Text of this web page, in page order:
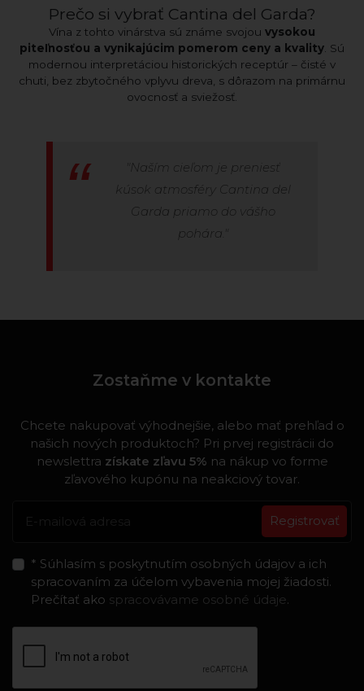
Prečo si vybrať Cantina del Garda?
Vína z tohto vinárstva sú známe svojou vysokou
piteľnosťou a vynikajúcim pomerom ceny a kvality . Sú
modernou interpretáciou historických receptúr – čisté v
chuti, bez zbytočného vplyvu dreva, s dôrazom na primárnu
ovocnosť a sviežosť.
"Naším cieľom je preniesť
kúsok atmosféry Cantina del
Garda priamo do vášho
pohára."
Zostaňme v kontakte
Chcete nakupovať výhodnejšie, alebo mať prehľad o
našich nových produktoch? Pri prvej registrácii do
newslettra získate zľavu 5% na nákup vo forme
zľavového kupónu na neakciový tovar.
Registrovať
* Súhlasím s poskytnutím osobných údajov a ich
spracovaním za účelom vybavenia mojej žiadosti.
Prečítať ako spracovávame osobné údaje.